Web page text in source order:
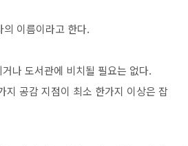
이름이라고 한다.
나 도서관에 비치될 필요는 없다.
지 공감 지점이 최소 한가지 이상은 잡